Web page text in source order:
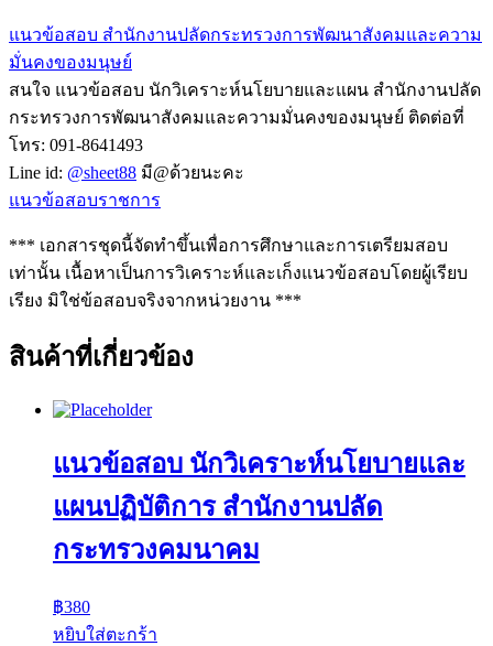
แนวข้อสอบ สำนักงานปลัดกระทรวงการพัฒนาสังคมและความ
มั่นคงของมนุษย์
สนใจ แนวข้อสอบ นักวิเคราะห์นโยบายและแผน สำนักงานปลัด
กระทรวงการพัฒนาสังคมและความมั่นคงของมนุษย์ ติดต่อที่
โทร: 091-8641493
Line id: @sheet88 มี@ด้วยนะคะ
แนวข้อสอบราชการ
*** เอกสารชุดนี้จัดทำขึ้นเพื่อการศึกษาและการเตรียมสอบ
เท่านั้น เนื้อหาเป็นการวิเคราะห์และเก็งแนวข้อสอบโดยผู้เรียบ
เรียง มิใช่ข้อสอบจริงจากหน่วยงาน ***
สินค้าที่เกี่ยวข้อง
แนวข้อสอบ นักวิเคราะห์นโยบายและ
แผนปฏิบัติการ สำนักงานปลัด
กระทรวงคมนาคม
฿380
หยิบใส่ตะกร้า